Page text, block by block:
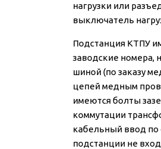
нагрузки или
выключатель
Подстанция КТПУ
заводские номера,
шиной (по заказу
цепей медным
имеются болты
коммутации
кабельный ввод по
подстанции не